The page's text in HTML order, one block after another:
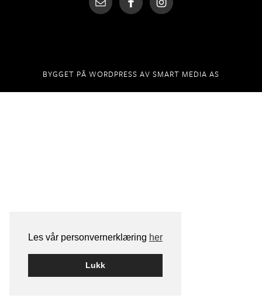
Les vår personvernerklæring her
Lukk
BYGGET PÅ WORDPRESS AV SMART MEDIA AS